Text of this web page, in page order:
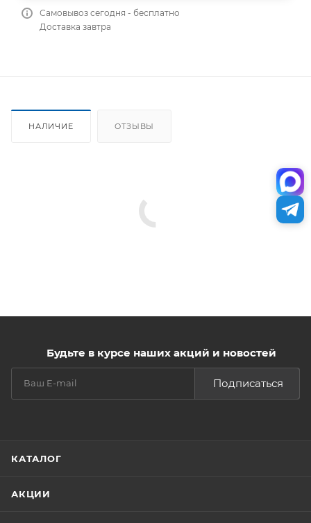
Самовывоз сегодня - бесплатно
Доставка завтра
НАЛИЧИЕ ОТЗЫВЫ
Будьте в курсе наших акций и новостей
Подписаться
КАТАЛОГ
АКЦИИ